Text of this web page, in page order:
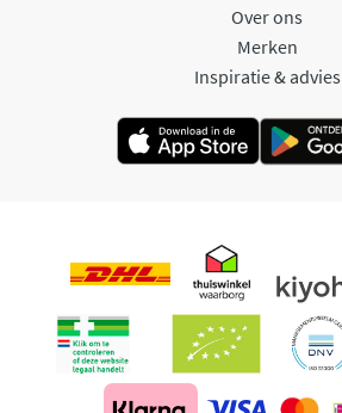
Over ons
Merken
Inspiratie & advies